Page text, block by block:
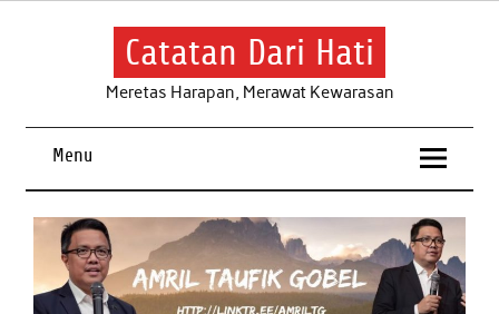
Skip
Catatan Dari Hati
Meretas Harapan, Merawat Kewarasan
Menu